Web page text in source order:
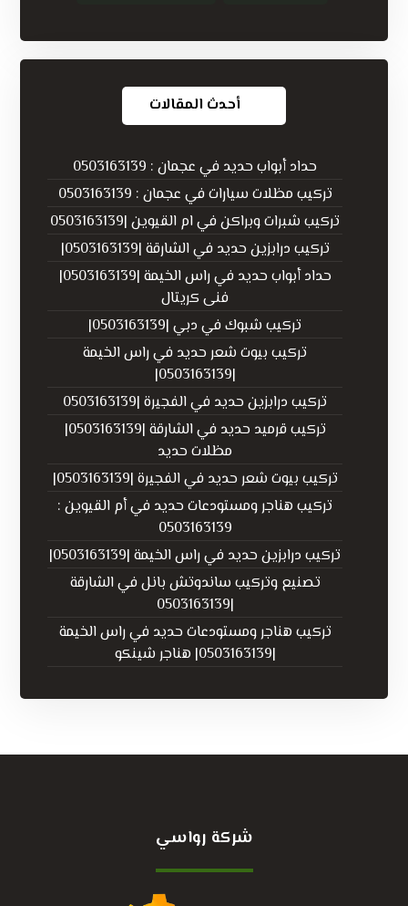
أحدث المقالات
حداد أبواب حديد في عجمان : 0503163139
تركيب مظلات سيارات في عجمان : 0503163139
تركيب شبرات وبراكن في ام القيوين |0503163139
تركيب درابزين حديد في الشارقة |0503163139|
حداد أبواب حديد في راس الخيمة |0503163139|
فنى كريتال
تركيب شبوك في دبي |0503163139|
تركيب بيوت شعر حديد في راس الخيمة
|0503163139|
تركيب درابزين حديد في الفجيرة |0503163139
تركيب قرميد حديد في الشارقة |0503163139|
مظلات حديد
تركيب بيوت شعر حديد في الفجيرة |0503163139|
تركيب هناجر ومستودعات حديد في أم القيوين :
0503163139
تركيب درابزين حديد في راس الخيمة |0503163139|
تصنيع وتركيب ساندوتش بانل في الشارقة
|0503163139
تركيب هناجر ومستودعات حديد في راس الخيمة
|0503163139| هناجر شينكو
شركة رواسي